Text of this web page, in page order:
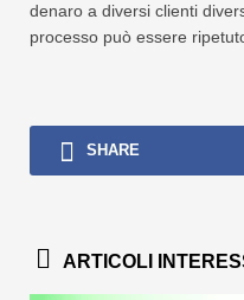
denaro a diversi clienti
processo può essere
SHARE
ARTICOLI